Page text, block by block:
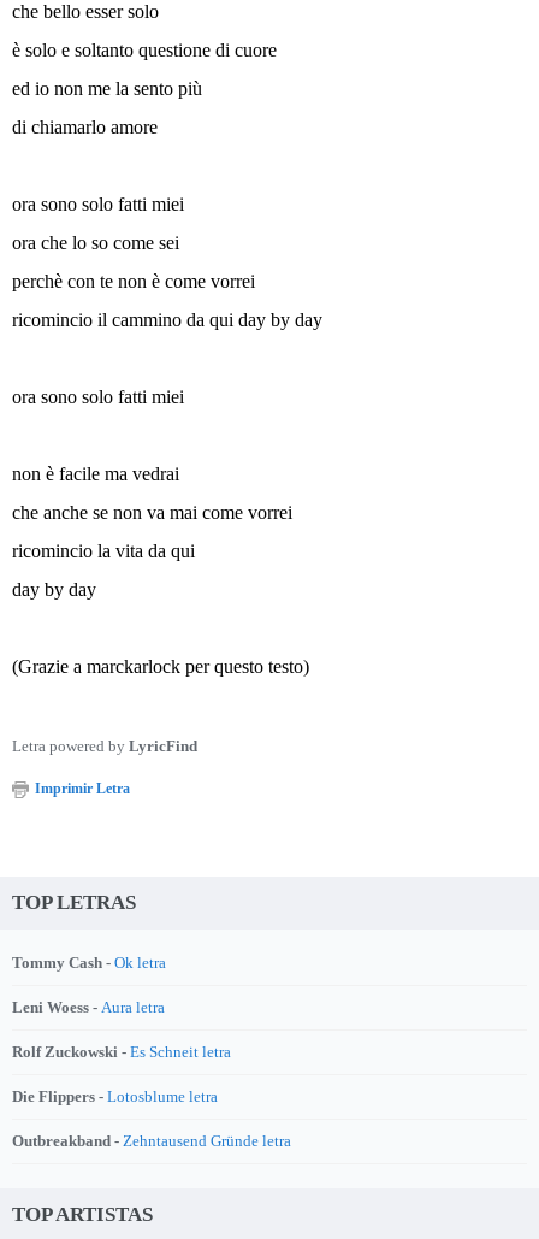
che bello esser solo
è solo e soltanto questione di cuore
ed io non me la sento più
di chiamarlo amore
ora sono solo fatti miei
ora che lo so come sei
perchè con te non è come vorrei
ricomincio il cammino da qui day by day
ora sono solo fatti miei
non è facile ma vedrai
che anche se non va mai come vorrei
ricomincio la vita da qui
day by day
(Grazie a marckarlock per questo testo)
Letra powered by LyricFind
Imprimir Letra
TOP LETRAS
Tommy Cash - Ok letra
Leni Woess - Aura letra
Rolf Zuckowski - Es Schneit letra
Die Flippers - Lotosblume letra
Outbreakband - Zehntausend Gründe letra
TOP ARTISTAS